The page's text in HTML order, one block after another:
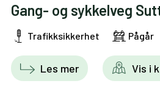
Gang- og sykkelveg
Trafikksikkerhet Pågår
Les mer Vis i